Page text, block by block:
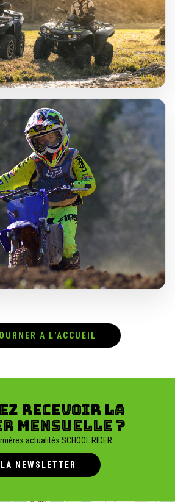
A L'ACCUEIL
recevoir la
mensuelle ?
actualités SCHOOL RIDER.
NEWSLETTER